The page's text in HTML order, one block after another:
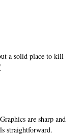
a solid place to kill
are sharp and
straightforward.